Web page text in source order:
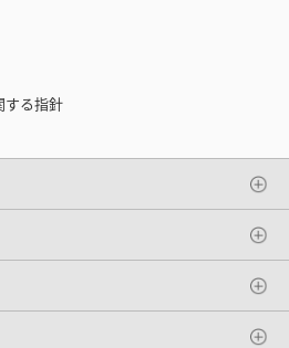
する指針